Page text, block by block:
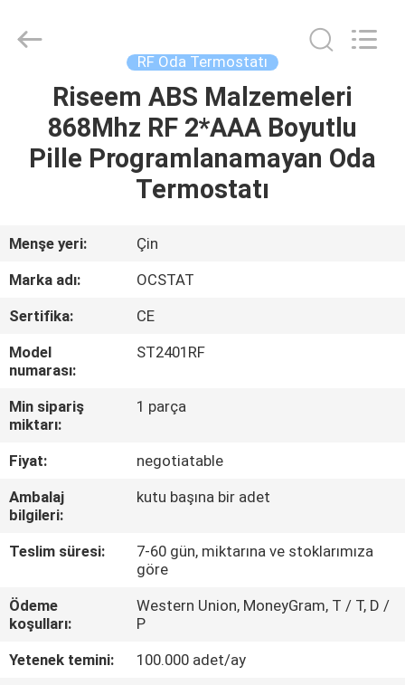
ÜRÜNLER
GÖSTERISI
FABRIKA
KALITE
KONTROL
ULAŞIN
BIR
TEKLIF
Limited.
RF Oda Termostatı
Riseem ABS Malzemeleri
868Mhz RF 2*AAA Boyutlu
Pille Programlanamayan Oda
Termostatı
Menşe yeri:
Çin
Marka adı:
OCSTAT
Sertifika:
CE
Model
numarası:
ST2401RF
Min sipariş
miktarı:
1 parça
Fiyat:
negotiatable
Ambalaj
bilgileri:
kutu başına bir adet
Teslim süresi:
7-60 gün, miktarına ve stoklarımıza
göre
Ödeme
koşulları:
Western Union, MoneyGram, T / T, D /
P
Yetenek temini:
100.000 adet/ay